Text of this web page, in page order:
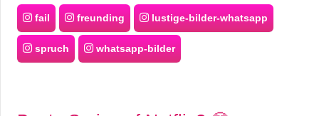
fail freunding lustige-bilder-whatsapp
spruch whatsapp-bilder